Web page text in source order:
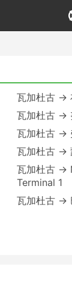
瓦加杜古 →
瓦加杜古 →
瓦加杜古 →
瓦加杜古 →
瓦加杜古 →
Terminal 1
瓦加杜古 →